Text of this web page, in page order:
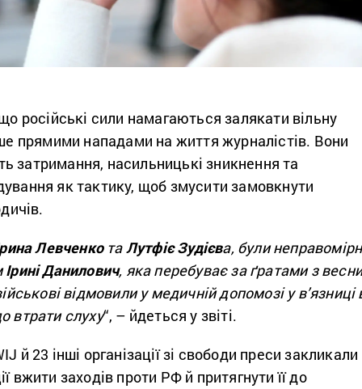
російські сили намагаються залякати вільну
прямими нападами на життя журналістів. Вони
затримання, насильницькі зникнення та
як тактику, щоб змусити замовкнути
ЛевченкотаЛутфіє Зудієва, були
Ірині Данилович, яка перебуває за ґратами з
відмовили у медичній допомозі у в’язниці
втрати слуху“, – йдеться у звіті.
й 23 інші організації зі свободи преси закликали
вжити заходів проти РФ й притягнути її до